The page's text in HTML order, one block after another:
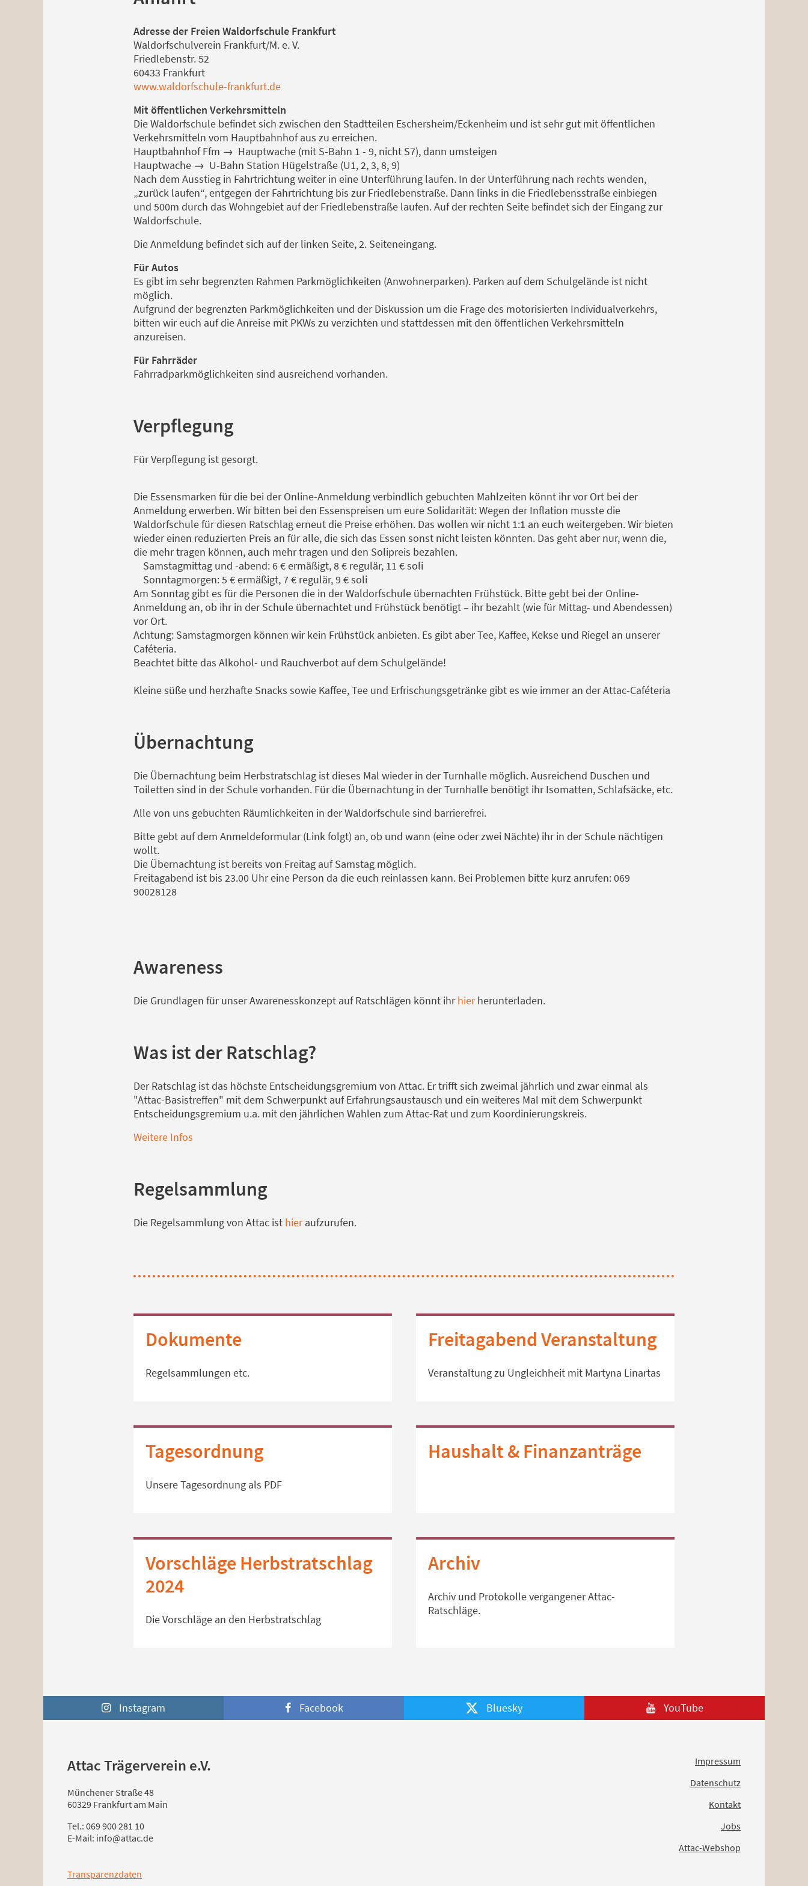
Adresse der Freien Waldorfschule Frankfurt
Waldorfschulverein Frankfurt/M. e. V.
Friedlebenstr. 52
60433 Frankfurt
www.waldorfschule-frankfurt.de
Mit öffentlichen Verkehrsmitteln
Die Waldorfschule befindet sich zwischen den Stadtteilen Eschersheim/Eckenheim und ist sehr gut mit öffentlichen
Verkehrsmitteln vom Hauptbahnhof aus zu erreichen.
Hauptbahnhof Ffm → Hauptwache (mit S-Bahn 1 - 9, nicht S7), dann umsteigen
Hauptwache → U-Bahn Station Hügelstraße (U1, 2, 3, 8, 9)
Nach dem Ausstieg in Fahrtrichtung weiter in eine Unterführung laufen. In der Unterführung nach rechts wenden,
„zurück laufen“, entgegen der Fahrtrichtung bis zur Friedlebenstraße. Dann links in die Friedlebensstraße einbiegen
und 500m durch das Wohngebiet auf der Friedlebenstraße laufen. Auf der rechten Seite befindet sich der Eingang zur
Waldorfschule.
Die Anmeldung befindet sich auf der linken Seite, 2. Seiteneingang.
Für Autos
Es gibt im sehr begrenzten Rahmen Parkmöglichkeiten (Anwohnerparken). Parken auf dem Schulgelände ist nicht
möglich.
Aufgrund der begrenzten Parkmöglichkeiten und der Diskussion um die Frage des motorisierten Individualverkehrs,
bitten wir euch auf die Anreise mit PKWs zu verzichten und stattdessen mit den öffentlichen Verkehrsmitteln
anzureisen.
Für Fahrräder
Fahrradparkmöglichkeiten sind ausreichend vorhanden.
Verpflegung
Für Verpflegung ist gesorgt.
Die Essensmarken für die bei der Online-Anmeldung verbindlich gebuchten Mahlzeiten könnt ihr vor Ort bei der
Anmeldung erwerben. Wir bitten bei den Essenspreisen um eure Solidarität: Wegen der Inflation musste die
Waldorfschule für diesen Ratschlag erneut die Preise erhöhen. Das wollen wir nicht 1:1 an euch weitergeben. Wir bieten
wieder einen reduzierten Preis an für alle, die sich das Essen sonst nicht leisten könnten. Das geht aber nur, wenn die,
die mehr tragen können, auch mehr tragen und den Solipreis bezahlen.
Samstagmittag und -abend: 6 € ermäßigt, 8 € regulär, 11 € soli
Sonntagmorgen: 5 € ermäßigt, 7 € regulär, 9 € soli
Am Sonntag gibt es für die Personen die in der Waldorfschule übernachten Frühstück. Bitte gebt bei der Online-
Anmeldung an, ob ihr in der Schule übernachtet und Frühstück benötigt – ihr bezahlt (wie für Mittag- und Abendessen)
vor Ort.
Achtung: Samstagmorgen können wir kein Frühstück anbieten. Es gibt aber Tee, Kaffee, Kekse und Riegel an unserer
Caféteria.
Beachtet bitte das Alkohol- und Rauchverbot auf dem Schulgelände!
Kleine süße und herzhafte Snacks sowie Kaffee, Tee und Erfrischungsgetränke gibt es wie immer an der Attac-Caféteria
Übernachtung
Die Übernachtung beim Herbstratschlag ist dieses Mal wieder in der Turnhalle möglich. Ausreichend Duschen und
Toiletten sind in der Schule vorhanden. Für die Übernachtung in der Turnhalle benötigt ihr Isomatten, Schlafsäcke, etc.
Alle von uns gebuchten Räumlichkeiten in der Waldorfschule sind barrierefrei.
Bitte gebt auf dem Anmeldeformular (Link folgt) an, ob und wann (eine oder zwei Nächte) ihr in der Schule nächtigen
wollt.
Die Übernachtung ist bereits von Freitag auf Samstag möglich.
Freitagabend ist bis 23.00 Uhr eine Person da die euch reinlassen kann. Bei Problemen bitte kurz anrufen: 069
90028128
Awareness
Die Grundlagen für unser Awarenesskonzept auf Ratschlägen könnt ihrhierherunterladen.
Was ist der Ratschlag?
Der Ratschlag ist das höchste Entscheidungsgremium von Attac. Er trifft sich zweimal jährlich und zwar einmal als
"Attac-Basistreffen" mit dem Schwerpunkt auf Erfahrungsaustausch und ein weiteres Mal mit dem Schwerpunkt
Entscheidungsgremium u.a. mit den jährlichen Wahlen zum Attac-Rat und zum Koordinierungskreis.
Weitere Infos
Regelsammlung
Die Regelsammlung von Attac ist hieraufzurufen.
Dokumente
Regelsammlungen etc.
Freitagabend Veranstaltung
Veranstaltung zu Ungleichheit mit Martyna Linartas
Tagesordnung
Unsere Tagesordnung als PDF
Haushalt & Finanzanträge
Vorschläge Herbstratschlag
2024
Die Vorschläge an den Herbstratschlag
Archiv
Archiv und Protokolle vergangener Attac-
Ratschläge.
Instagram Facebook Bluesky YouTube
Attac Trägerverein e.V.
Münchener Straße 48
60329 Frankfurt am Main
Tel.: 069 900 281 10
E-Mail: info@attac.de
Transparenzdaten
Impressum
Datenschutz
Kontakt
Jobs
Attac-Webshop